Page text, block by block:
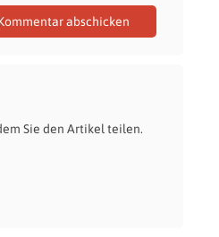
Sie den Artikel teilen.